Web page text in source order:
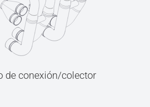
de conexión/colector